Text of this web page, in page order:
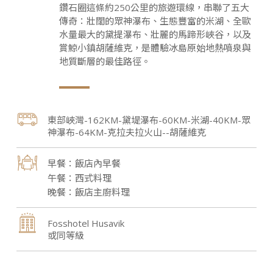
鑽石圈這條約250公里的旅遊環線，串聯了五大
傳奇：壯闊的眾神瀑布、生態豐富的米湖、全歐
水量最大的黛提瀑布、壯麗的馬蹄形峽谷，以及
賞鯨小鎮胡薩維克，是體驗冰島原始地熱噴泉與
地質斷層的最佳路徑。
東部峽灣-162KM-黛堤瀑布-60KM-米湖-40KM-眾
神瀑布-64KM-克拉夫拉火山--胡薩維克
飯店內早餐
西式料理
飯店主廚料理
Fosshotel Husavik
或同等級